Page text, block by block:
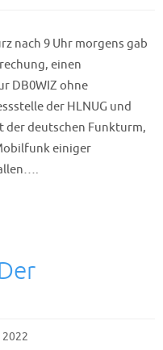
nach 9 Uhr morgens gab
einen
DB0WIZ ohne
der HLNUG und
der deutschen Funkturm,
einiger
2022